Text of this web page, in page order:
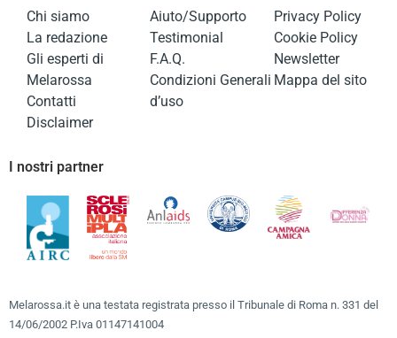
Chi siamo
La redazione
Gli esperti di
Melarossa
Contatti
Disclaimer
Aiuto/Supporto
Testimonial
F.A.Q.
Condizioni Generali
d’uso
Privacy Policy
Cookie Policy
Newsletter
Mappa del sito
I nostri partner
Melarossa.it è una testata registrata presso il Tribunale di Roma n. 331 del
14/06/2002 P.Iva 01147141004